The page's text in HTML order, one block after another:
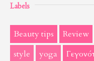
Labels
Beauty tips Review
style
yoga